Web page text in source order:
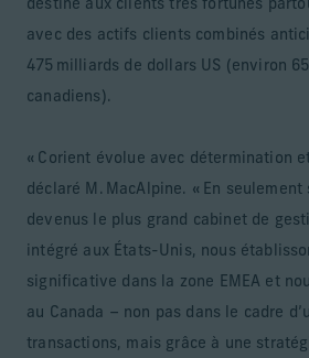
destiné aux clients très fortunés
avec des actifs clients combinés
475 milliards de dollars US (environ
canadiens).
« Corient évolue avec détermination
déclaré M. MacAlpine. « En
devenus le plus grand cabinet de
intégré aux États-Unis, nous
significative dans la zone EMEA et
au Canada – non pas dans le cadre
transactions, mais grâce à une